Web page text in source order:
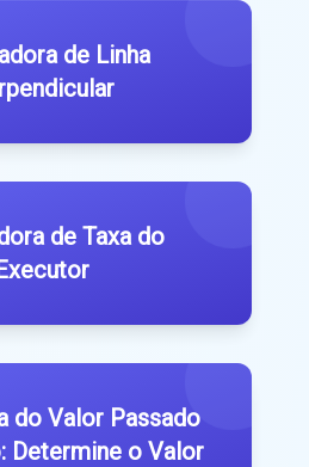
de Linha
de Taxa do
do Valor Passado
Determine o Valor